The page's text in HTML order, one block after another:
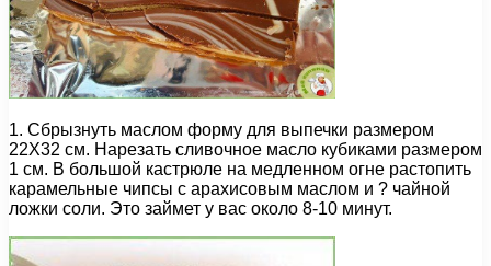
1. Сбрызнуть маслом форму для выпечки размером
22Х32 см. Нарезать сливочное масло кубиками размером
1 см. В большой кастрюле на медленном огне растопить
карамельные чипсы с арахисовым маслом и ? чайной
ложки соли. Это займет у вас около 8-10 минут.